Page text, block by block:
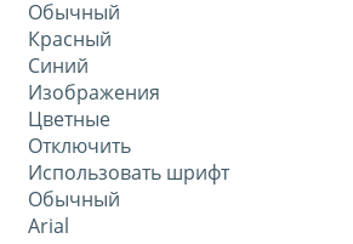
Обычный
Красный
Синий
Изображения
Цветные
Отключить
Использовать шрифт
Обычный
Arial